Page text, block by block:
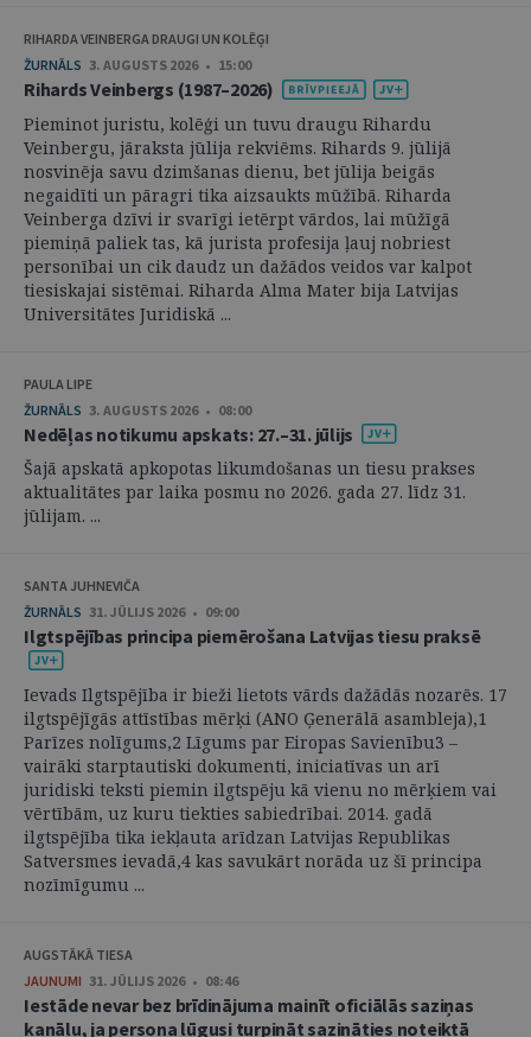
RIHARDA VEINBERGA DRAUGI UN KOLĒĢI
ŽURNĀLS 3. AUGUSTS 2026 • 15:00
Rihards Veinbergs (1987–2026)
Pieminot juristu, kolēģi un tuvu draugu Rihardu
Veinbergu, jāraksta jūlija rekviēms. Rihards 9. jūlijā
nosvinēja savu dzimšanas dienu, bet jūlija beigās
negaidīti un pāragri tika aizsaukts mūžībā. Riharda
Veinberga dzīvi ir svarīgi ietērpt vārdos, lai mūžīgā
piemiņā paliek tas, kā jurista profesija ļauj nobriest
personībai un cik daudz un dažādos veidos var kalpot
tiesiskajai sistēmai. Riharda Alma Mater bija Latvijas
Universitātes Juridiskā ...
PAULA LIPE
ŽURNĀLS 3. AUGUSTS 2026 • 08:00
Nedēļas notikumu apskats: 27.–31. jūlijs
Šajā apskatā apkopotas likumdošanas un tiesu prakses
aktualitātes par laika posmu no 2026. gada 27. līdz 31.
jūlijam. ...
SANTA JUHNEVIČA
ŽURNĀLS 31. JŪLIJS 2026 • 09:00
Ilgtspējības principa piemērošana Latvijas tiesu praksē
Ievads Ilgtspējība ir bieži lietots vārds dažādās nozarēs. 17
ilgtspējīgās attīstības mērķi (ANO Ģenerālā asambleja),1
Parīzes nolīgums,2 Līgums par Eiropas Savienību3 –
vairāki starptautiski dokumenti, iniciatīvas un arī
juridiski teksti piemin ilgtspēju kā vienu no mērķiem vai
vērtībām, uz kuru tiekties sabiedrībai. 2014. gadā
ilgtspējība tika iekļauta arīdzan Latvijas Republikas
Satversmes ievadā,4 kas savukārt norāda uz šī principa
nozīmīgumu ...
AUGSTĀKĀ TIESA
JAUNUMI 31. JŪLIJS 2026 • 08:46
Iestāde nevar bez brīdinājuma mainīt oficiālās saziņas
kanālu, ja persona lūgusi turpināt sazināties noteiktā